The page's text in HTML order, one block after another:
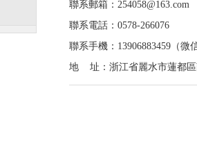
聯系郵箱： 254058@163.com
聯系電話： 0578-266076
聯系手機： 13906883459（微
地 址： 浙江省麗水市蓮都